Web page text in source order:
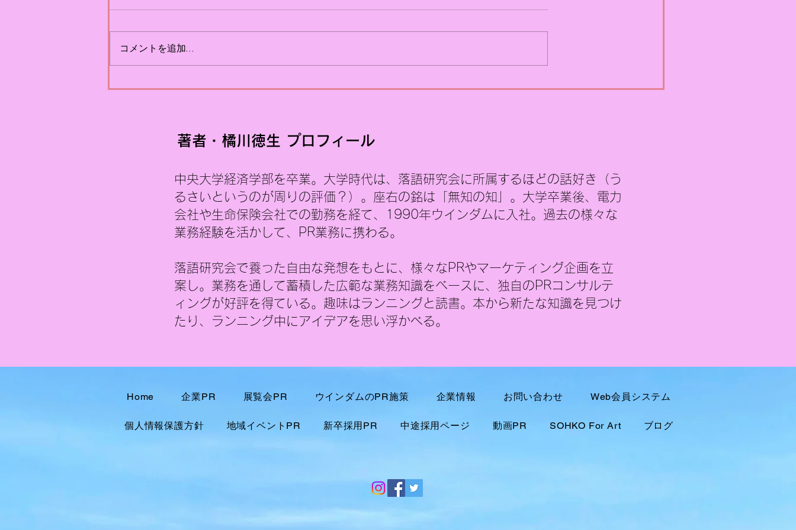
プから学ぶPRのタイミング
2026がスペインの優勝で幕を閉
じました。 6月11日（日本時間
う気持ちもあります。 実際、大
た後は報道量も少し落ち着きま
したが、もし日本がさらに勝ち
進んでいたら、連日
あまり得意ではありません
PRです。 そのため、「美術展の
子どもの頃から絵を描くことが
高校では美術ではなく音楽を選
択しました。 もちろん絵も上手
ではありません。ちなみに、こ
のブログに掲載しているイラ
うすればいいのか
ては、4月15日のコラムで一応
のPRを任されたらどうするかと
いう視点で、あえて具体的な企
画として整理してみました。も
ちろん、実現可能性や関係者
コメントを追加…
著者・橘川徳生 プロフィール
中央大学経済学部を卒業。大学時代は、落語研究会に所属するほどの話好き（う
るさいというのが周りの評価？）。座右の銘は「無知の知」。大学卒業後、電力
会社や生命保険会社での勤務を経て、1990年ウインダムに入社。過去の様々な
業務経験を活かして、PR業務に携わる。
落語研究会で養った自由な発想をもとに、様々なPRやマーケティング企画を立
案し。業務を通して蓄積した広範な業務知識をベースに、独自のPRコンサルテ
ィングが好評を得ている。 趣味はランニングと読書。本から新たな知識を見つけ
たり、ランニング中にアイデアを思い浮かべる。
Home 企業PR 展覧会PR ウインダムのPR施策 企業情報 お問い合わせ Web会員システム
個人情報保護方針 地域イベントPR 新卒採用PR 中途採用ページ 動画PR SOHKO For Art ブログ